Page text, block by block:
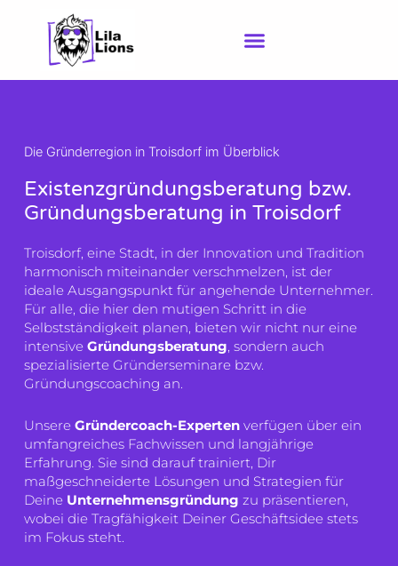
springen
Die Gründerregion in Troisdorf im Überblick
Existenzgründungsberatung bzw.
Gründungsberatung in Troisdorf
Troisdorf, eine Stadt, in der Innovation und Tradition
harmonisch miteinander verschmelzen, ist der
ideale Ausgangspunkt für angehende Unternehmer.
Für alle, die hier den mutigen Schritt in die
Selbstständigkeit planen, bieten wir nicht nur eine
intensiveGründungsberatung, sondern auch
spezialisierte Gründerseminare bzw.
Gründungscoaching an.
UnsereGründercoach-Experten verfügen über ein
umfangreiches Fachwissen und langjährige
Erfahrung. Sie sind darauf trainiert, Dir
maßgeschneiderte Lösungen und Strategien für
Deine Unternehmensgründung zu präsentieren,
wobei die Tragfähigkeit Deiner Geschäftsidee stets
im Fokus steht.